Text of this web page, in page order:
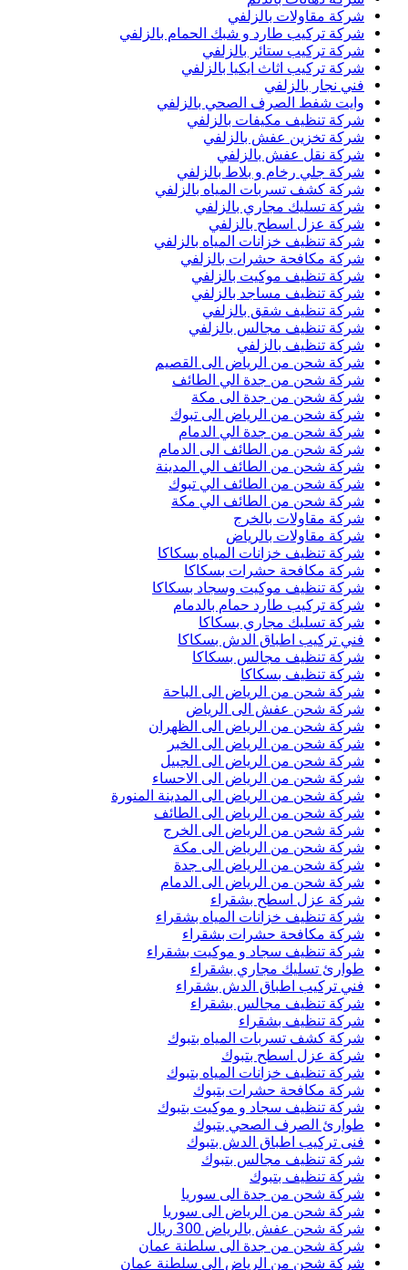
شركة مقاولات بالزلفي
شركة تركيب طارد و شبك الحمام بالزلفي
شركة تركيب ستائر بالزلفي
شركة تركيب اثاث ايكيا بالزلفي
فني نجار بالزلفي
وايت شفط الصرف الصحي بالزلفي
شركة تنظيف مكيفات بالزلفي
شركة تخزين عفش بالزلفي
شركة نقل عفش بالزلفي
شركة جلي رخام و بلاط بالزلفي
شركة كشف تسربات المياه بالزلفي
شركة تسليك مجاري بالزلفي
شركة عزل اسطح بالزلفي
شركة تنظيف خزانات المياه بالزلفي
شركة مكافحة حشرات بالزلفي
شركة تنظيف موكيت بالزلفي
شركة تنظيف مساجد بالزلفي
شركة تنظيف شقق بالزلفي
شركة تنظيف مجالس بالزلفي
شركة تنظيف بالزلفي
شركة شحن من الرياض الى القصيم
شركة شحن من جدة الي الطائف
شركة شحن من جدة الى مكة
شركة شحن من الرياض الى تبوك
شركة شحن من جدة الي الدمام
شركة شحن من الطائف الى الدمام
شركة شحن من الطائف الي المدينة
شركة شحن من الطائف الي تبوك
شركة شحن من الطائف الي مكة
شركة مقاولات بالخرج
شركة مقاولات بالرياض
شركة تنظيف خزانات المياه بسكاكا
شركة مكافحة حشرات بسكاكا
شركة تنظيف موكيت وسجاد بسكاكا
شركة تركيب طارد حمام بالدمام
شركة تسليك مجاري بسكاكا
فني تركيب اطباق الدش بسكاكا
شركة تنظيف مجالس بسكاكا
شركة تنظيف بسكاكا
شركة شحن من الرياض الى الباحة
شركة شحن عفش الى الرياض
شركة شحن من الرياض الى الظهران
شركة شحن من الرياض الى الخبر
شركة شحن من الرياض الى الجبيل
شركة شحن من الرياض الى الاحساء
شركة شحن من الرياض الى المدينة المنورة
شركة شحن من الرياض الى الطائف
شركة شحن من الرياض الى الخرج
شركة شحن من الرياض الى مكة
شركة شحن من الرياض الى جدة
شركة شحن من الرياض الى الدمام
شركة عزل اسطح بشقراء
شركة تنظيف خزانات المياه بشقراء
شركة مكافحة حشرات بشقراء
شركة تنظيف سجاد و موكيت بشقراء
طوارئ تسليك مجاري بشقراء
فني تركيب اطباق الدش بشقراء
شركة تنظيف مجالس بشقراء
شركة تنظيف بشقراء
شركة كشف تسربات المياه بتبوك
شركة عزل اسطح بتبوك
شركة تنظيف خزانات المياه بتبوك
شركة مكافحة حشرات بتبوك
شركة تنظيف سجاد و موكيت بتبوك
طوارئ الصرف الصحي بتبوك
فنى تركيب اطباق الدش بتبوك
شركة تنظيف مجالس بتبوك
شركة تنظيف بتبوك
شركة شحن من جدة الى سوريا
شركة شحن من الرياض الى سوريا
شركة شحن عفش بالرياض 300 ريال
شركة شحن من جدة الى سلطنة عمان
شركة شحن من الرياض الى سلطنة عمان